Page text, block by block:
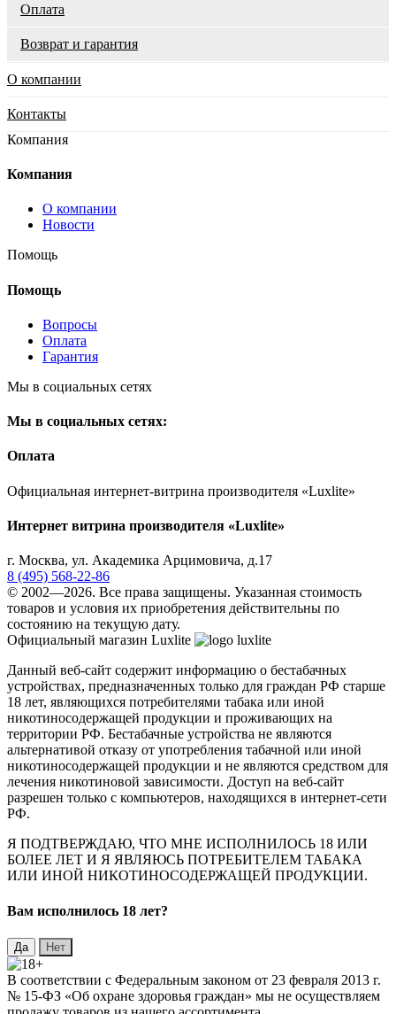
Оплата
Возврат и гарантия
О компании
Контакты
Компания
Компания
О компании
Новости
Помощь
Помощь
Вопросы
Оплата
Гарантия
Мы в социальных сетях
Мы в социальных сетях:
Оплата
Официальная интернет-витрина производителя «Luxlite»
Интернет витрина производителя «Luxlite»
г. Москва, ул. Академика Арцимовича, д.17
8 (495) 568-22-86
© 2002—2026. Все права защищены. Указанная стоимость
товаров и условия их приобретения действительны по
состоянию на текущую дату.
Официальный магазин Luxlite
Данный веб-сайт содержит информацию о бестабачных
устройствах, предназначенных только для граждан РФ старше
18 лет, являющихся потребителями табака или иной
никотиносодержащей продукции и проживающих на
территории РФ. Бестабачные устройства не являются
альтернативой отказу от употребления табачной или иной
никотиносодержащей продукции и не являются средством для
лечения никотиновой зависимости. Доступ на веб-сайт
разрешен только с компьютеров, находящихся в интернет-сети
РФ.
Я ПОДТВЕРЖДАЮ, ЧТО МНЕ ИСПОЛНИЛОСЬ 18 ИЛИ
БОЛЕЕ ЛЕТ И Я ЯВЛЯЮСЬ ПОТРЕБИТЕЛЕМ ТАБАКА
ИЛИ ИНОЙ НИКОТИНОСОДЕРЖАЩЕЙ ПРОДУКЦИИ.
Вaм исполнилось 18 лет?
В соответствии с Федеральным законом от 23 февраля 2013 г.
№ 15-ФЗ «Об охране здоровья граждан» мы не осуществляем